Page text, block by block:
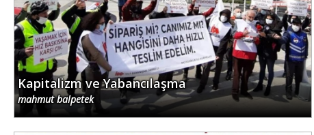
Kapitalizm ve Yabancılaşma
mahmut balpetek